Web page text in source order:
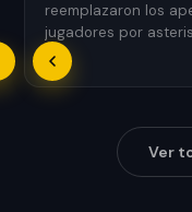
reemplazaron los
jugadores por
más importante de
concientizar sobre
Ver